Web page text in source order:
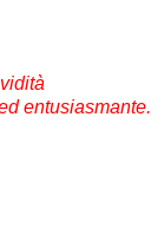
entusiasmante.